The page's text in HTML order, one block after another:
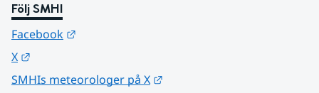
Följ SMHI
Facebook
X
SMHIs meteorologer på X